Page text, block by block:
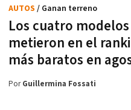
Los cuatro
metieron en el
más baratos en
AUTOS / Ganan terreno
PorGuillermina Fossati